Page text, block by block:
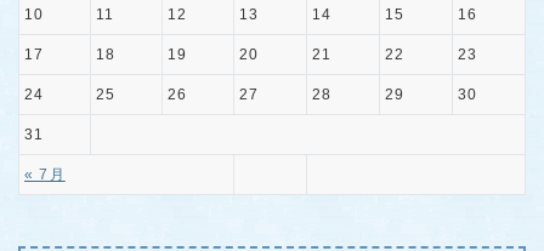
« 7月
10 11 12 13 14 15 16
17 18 19 20 21 22 23
24 25 26 27 28 29 30
31